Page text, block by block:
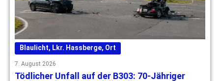
Blaulicht, Lkr. Hassberge, Ort
7. August 2026
Tödlicher Unfall auf der B303: 70-Jähriger